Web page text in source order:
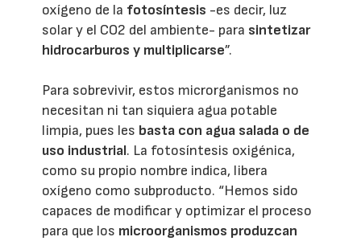
oxígeno de la fotosíntesis -es decir, luz
solar y el CO2 del ambiente- para sintetizar
hidrocarburos y multiplicarse”.
Para sobrevivir, estos microrganismos no
necesitan ni tan siquiera agua potable
limpia, pues les basta con agua salada o de
uso industrial. La fotosíntesis oxigénica,
como su propio nombre indica, libera
oxígeno como subproducto. “Hemos sido
capaces de modificar y optimizar el proceso
para que los microorganismos produzcan